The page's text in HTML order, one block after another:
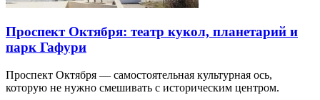
Проспект Октября: театр кукол, планетарий и
парк Гафури
Проспект Октября — самостоятельная культурная ось,
которую не нужно смешивать с историческим центром.